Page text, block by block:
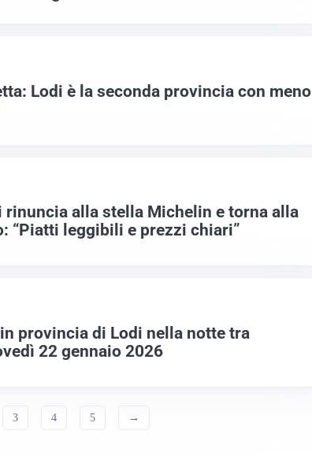
Lodi è la seconda provincia con meno
rinuncia alla stella Michelin e torna alla
“Piatti leggibili e prezzi chiari”
provincia di Lodi nella notte tra
22 gennaio 2026
3 4 5 →